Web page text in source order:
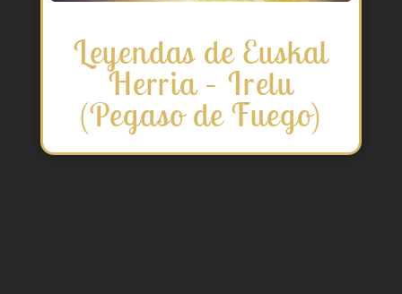
Leyendas de Euskal
Herria – Irelu
(Pegaso de Fuego)